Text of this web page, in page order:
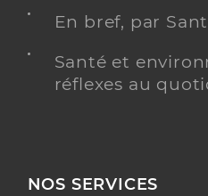
En bref, par
Santé et
réflexes au
NOS SERVICES